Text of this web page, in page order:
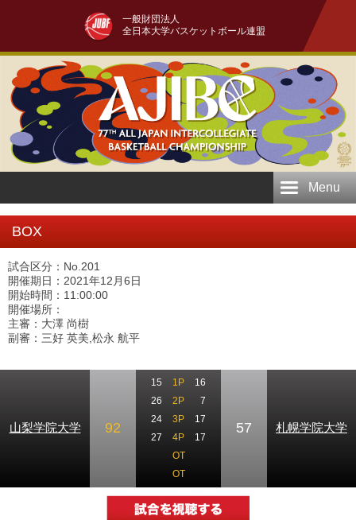
一般財団法人
全日本大学バスケットボール連盟
Menu
BOX
試合区分：No.201
開催期日：2021年12月6日
開始時間：11:00:00
開催場所：
主審：大澤 尚樹
副審：三好 英美,松永 航平
山梨学院大学 92
15 1P
16
26
2P
7
24
3P
17
27
4P
17
OT
OT
57 札幌学院大学